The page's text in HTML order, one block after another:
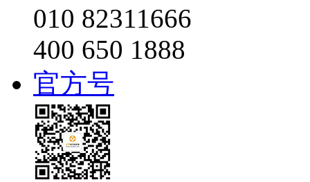
010 82311666
400 650 1888
官方号